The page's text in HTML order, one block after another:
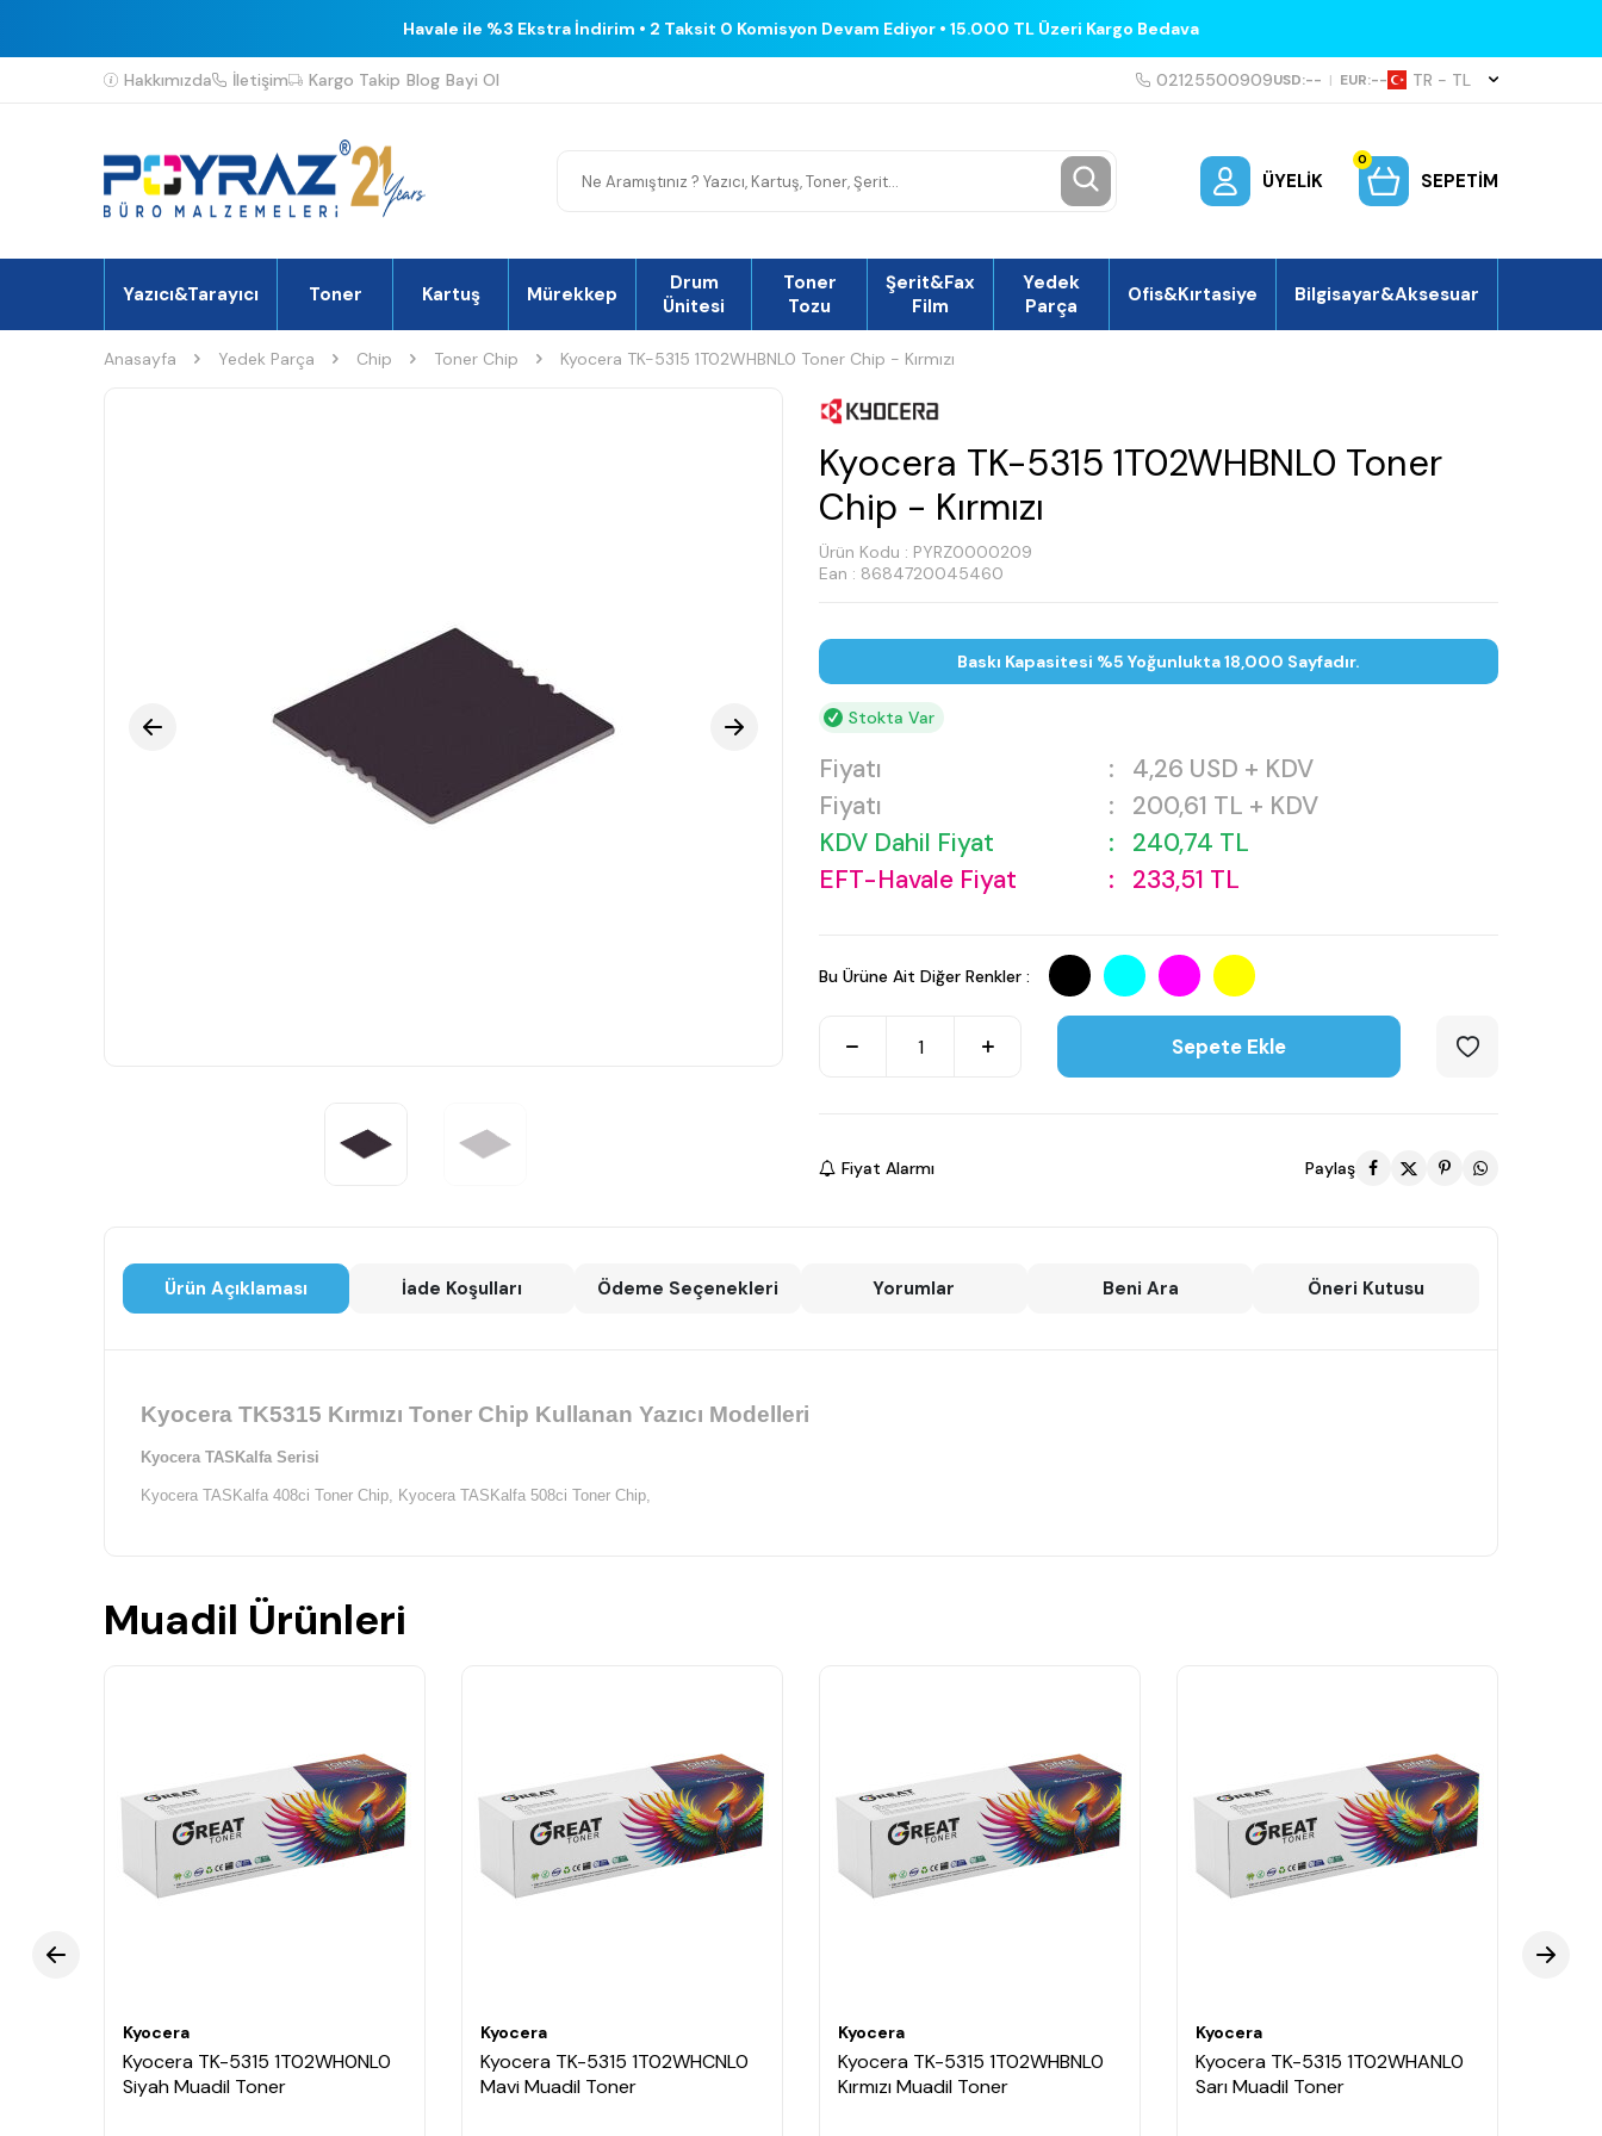
Havale ile %3 Ekstra İndirim • 2 Taksit 0 Komisyon Devam Ediyor • 15.000 TL Üzeri Kargo Bedava
Hakkımızda İletişim Kargo Takip Blog Bayi Ol 02125500909USD:-- | EUR:-- TR − TL
ÜYELIK
0
SEPETIM
Yazıcı&Tarayıcı Toner Kartuş Mürekkep
Drum
Ünitesi
Toner
Tozu
Şerit&Fax
Film
Yedek
Parça
Ofis&Kırtasiye Bilgisayar&Aksesuar
Anasayfa Yedek Parça Chip Toner Chip Kyocera TK-5315 1T02WHBNL0 Toner Chip - Kırmızı
Kyocera TK-5315 1T02WHBNL0 Toner
Chip - Kırmızı
Ürün Kodu : PYRZ0000209
Ean : 8684720045460
Baskı Kapasitesi %5 Yoğunlukta 18,000 Sayfadır.
Stokta Var
Fiyatı : 4,26 USD + KDV
Fiyatı
: 200,61 TL + KDV
KDV Dahil Fiyat
: 240,74 TL
EFT-Havale Fiyat
: 233,51 TL
Bu Ürüne Ait Diğer Renkler :
Sepete Ekle
Fiyat Alarmı Paylaş
Ürün Açıklaması İade Koşulları Ödeme Seçenekleri Yorumlar Beni Ara Öneri Kutusu
Kyocera TK5315 Kırmızı Toner Chip Kullanan Yazıcı Modelleri
Kyocera TASKalfa Serisi
Kyocera TASKalfa 408ci Toner Chip, Kyocera TASKalfa 508ci Toner Chip,
Muadil Ürünleri
Kyocera
Kyocera TK-5315 1T02WH0NL0
Siyah Muadil Toner
Kyocera
Kyocera TK-5315 1T02WHCNL0
Mavi Muadil Toner
Kyocera
Kyocera TK-5315 1T02WHBNL0
Kırmızı Muadil Toner
Kyocera
Kyocera TK-5315 1T02WHANL0
Sarı Muadil Toner